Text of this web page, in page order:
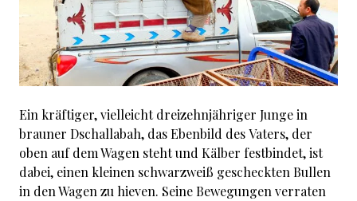
Ein kräftiger, vielleicht dreizehnjähriger Junge in
brauner Dschallabah, das Ebenbild des Vaters, der
oben auf dem Wagen steht und Kälber festbindet, ist
dabei, einen kleinen schwarzweiß gescheckten Bullen
in den Wagen zu hieven. Seine Bewegungen verraten